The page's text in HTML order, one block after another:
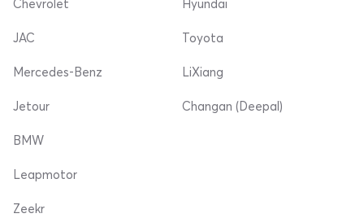
Chevrolet Hyundai
JAC
Mercedes-Benz
Jetour
Toyota
LiXiang
Changan (Deepal)
BMW
Leapmotor
Zeekr